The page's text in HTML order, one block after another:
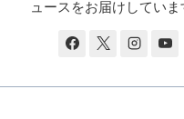
ュースをお届けしていま